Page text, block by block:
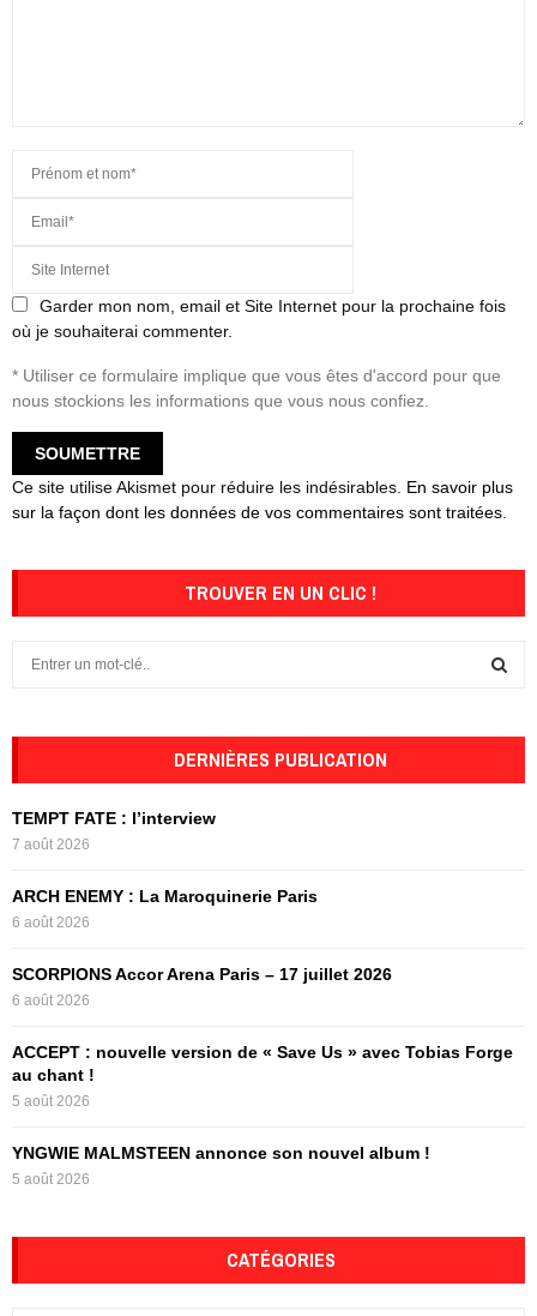
Garder mon nom, email et Site Internet pour la prochaine fois
où je souhaiterai commenter.
* Utiliser ce formulaire implique que vous êtes d'accord pour que
nous stockions les informations que vous nous confiez.
Ce site utilise Akismet pour réduire les indésirables. En savoir plus
sur la façon dont les données de vos commentaires sont traitées
TROUVER EN UN CLIC !
o
r
DERNIÈRES PUBLICATION
TEMPT FATE : l’interview
7 août 2026
ARCH ENEMY : La Maroquinerie Paris
6 août 2026
SCORPIONS Accor Arena Paris – 17 juillet 2026
6 août 2026
ACCEPT : nouvelle version de « Save Us » avec Tobias Forge
au chant !
5 août 2026
YNGWIE MALMSTEEN annonce son nouvel album !
5 août 2026
CATÉGORIES